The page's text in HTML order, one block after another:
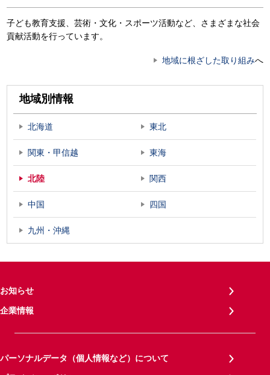
子ども教育支援、芸術・文化・スポーツ活動など、さまざまな社会
貢献活動を行っています。
地域に根ざした取り組みへ
地域別情報
北海道 東北
関東・甲信越 東海
北陸 関西
中国 四国
九州・沖縄
お知らせ
企業情報
パーソナルデータ（個人情報など）について